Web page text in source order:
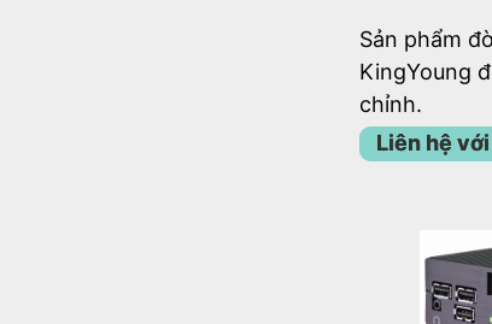
Sản phẩm
KingYoung
chỉnh.
Liên hệ